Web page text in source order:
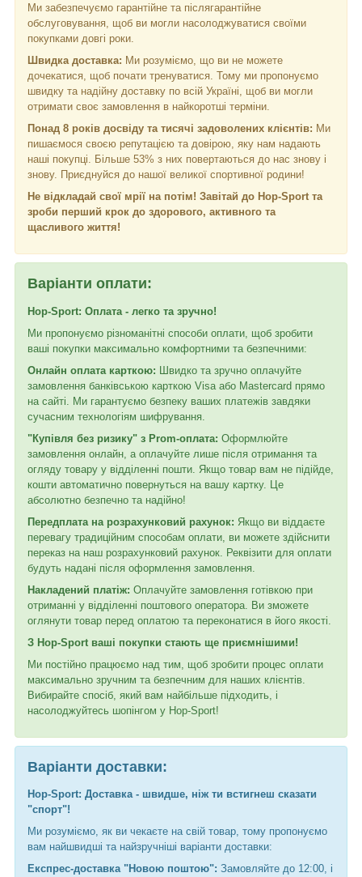
Ми забезпечуємо гарантійне та післягарантійне
обслуговування, щоб ви могли насолоджуватися своїми
покупками довгі роки.
Швидка доставка: Ми розуміємо, що ви не можете
дочекатися, щоб почати тренуватися. Тому ми пропонуємо
швидку та надійну доставку по всій Україні, щоб ви могли
отримати своє замовлення в найкоротші терміни.
Понад 8 років досвіду та тисячі задоволених клієнтів: Ми
пишаємося своєю репутацією та довірою, яку нам надають
наші покупці. Більше 53% з них повертаються до нас знову і
знову. Приєднуйся до нашої великої спортивної родини!
Не відкладай свої мрії на потім! Завітай до Hop-Sport та
зроби перший крок до здорового, активного та
щасливого життя!
Варіанти оплати:
Hop-Sport: Оплата - легко та зручно!
Ми пропонуємо різноманітні способи оплати, щоб зробити
ваші покупки максимально комфортними та безпечними:
Онлайн оплата карткою: Швидко та зручно оплачуйте
замовлення банківською карткою Visa або Mastercard прямо
на сайті. Ми гарантуємо безпеку ваших платежів завдяки
сучасним технологіям шифрування.
"Купівля без ризику" з Prom-оплата: Оформлюйте
замовлення онлайн, а оплачуйте лише після отримання та
огляду товару у відділенні пошти. Якщо товар вам не підійде,
кошти автоматично повернуться на вашу картку. Це
абсолютно безпечно та надійно!
Передплата на розрахунковий рахунок: Якщо ви віддаєте
перевагу традиційним способам оплати, ви можете здійснити
переказ на наш розрахунковий рахунок. Реквізити для оплати
будуть надані після оформлення замовлення.
Накладений платіж: Оплачуйте замовлення готівкою при
отриманні у відділенні поштового оператора. Ви зможете
оглянути товар перед оплатою та переконатися в його якості.
З Hop-Sport ваші покупки стають ще приємнішими!
Ми постійно працюємо над тим, щоб зробити процес оплати
максимально зручним та безпечним для наших клієнтів.
Вибирайте спосіб, який вам найбільше підходить, і
насолоджуйтесь шопінгом у Hop-Sport!
Варіанти доставки:
Hop-Sport: Доставка - швидше, ніж ти встигнеш сказати
"спорт"!
Ми розуміємо, як ви чекаєте на свій товар, тому пропонуємо
вам найшвидші та найзручніші варіанти доставки:
Експрес-доставка "Новою поштою": Замовляйте до 12:00, і